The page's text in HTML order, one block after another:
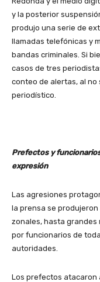
y la posterior
produjo una serie de
llamadas telefónicas y
bandas criminales. Si
casos de tres
conteo de alertas, al
periodístico.
Prefectos y
expresión
Las agresiones
la prensa se
zonales, hasta grandes
por funcionarios de
autoridades.
Los prefectos atacaron